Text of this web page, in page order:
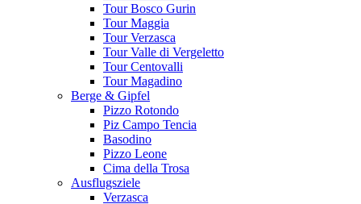
Tour Bosco Gurin
Tour Maggia
Tour Verzasca
Tour Valle di Vergeletto
Tour Centovalli
Tour Magadino
Berge & Gipfel
Pizzo Rotondo
Piz Campo Tencia
Basodino
Pizzo Leone
Cima della Trosa
Ausflugsziele
Verzasca